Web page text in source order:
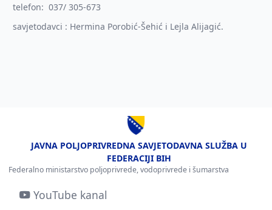
telefon: 037/ 305-673
savjetodavci : Hermina Porobić-Šehić i Lejla Alijagić.
JAVNA POLJOPRIVREDNA SAVJETODAVNA SLUŽBA U
FEDERACIJI BIH
Federalno ministarstvo poljoprivrede, vodoprivrede i šumarstva
YouTube kanal